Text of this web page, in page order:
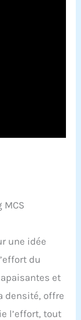
une idée
du
et
densité, offre
l’effort, tout